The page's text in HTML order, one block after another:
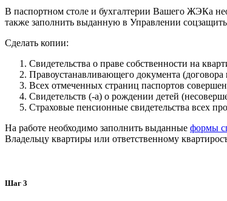
В паспортном столе и бухгалтерии Вашего ЖЭКа
также заполнить выданную в Управлении
Сделать копии:
Свидетельства о праве собственности на
Правоустанавливающего документа
Всех отмеченных страниц паспортов
Свидетельств (-а) о рождении детей
Страховые пенсионные свидетельства всех
На работе необходимо заполнить выданные формы
Владельцу квартиры или ответственному
Шаг 3